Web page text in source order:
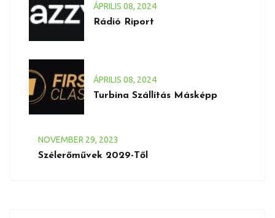
ÁPRILIS 08, 2024
Rádió Riport
ÁPRILIS 08, 2024
Turbina Szállítás Másképp
NOVEMBER 29, 2023
Szélerőművek 2029-Től